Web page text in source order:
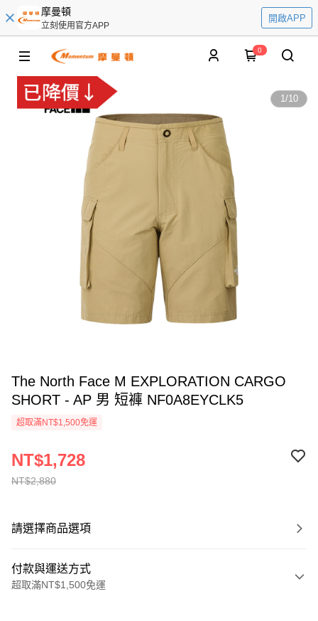
摩曼頓
立刻使用官方APP
開啟APP
0
1/10
The North Face M EXPLORATION CARGO
SHORT - AP 男 短褲 NF0A8EYCLK5
超取滿NT$1,500免運
NT$2,880
NT$1,728
請選擇商品選項
付款與運送方式
超取滿NT$1,500免運